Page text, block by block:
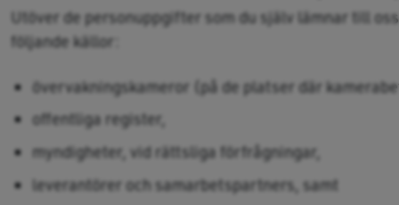
Utöver de personuppgifter som du själv lämnar till
följande källor:
övervakningskameror (på de platser där
offentliga register,
myndigheter, vid rättsliga förfrågningar,
leverantörer och samarbetspartners, samt